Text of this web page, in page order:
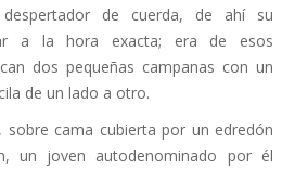
de cuerda, de ahí su
a la hora exacta; era de esos
dos pequeñas campanas con un
de un lado a otro.
sobre cama cubierta por un edredón
un joven autodenominado por él